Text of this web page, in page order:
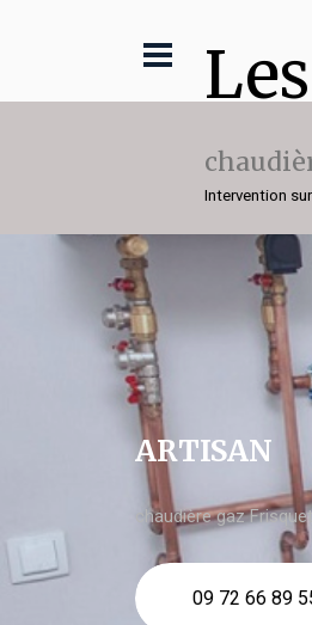
Intervention
ARTISAN
chaudière gaz
09 72 66 89